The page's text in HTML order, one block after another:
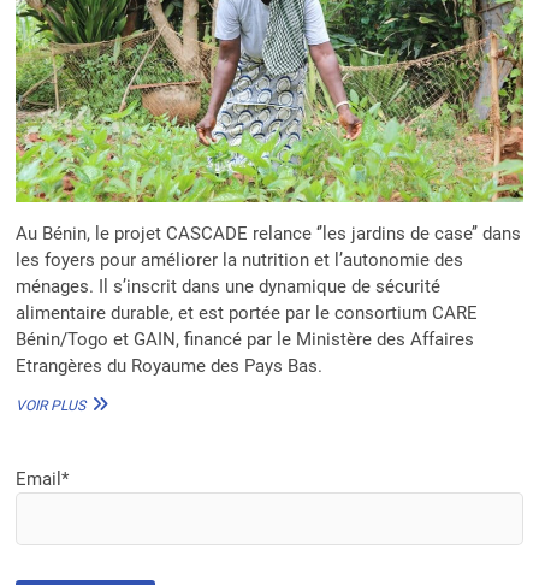
Au Bénin, le projet CASCADE relance ‘’les jardins de case’’ dans
les foyers pour améliorer la nutrition et l’autonomie des
ménages. Il s’inscrit dans une dynamique de sécurité
alimentaire durable, et est portée par le consortium CARE
Bénin/Togo et GAIN, financé par le Ministère des Affaires
Etrangères du Royaume des Pays Bas.
VOIR PLUSSÉCURITÉ
Email*